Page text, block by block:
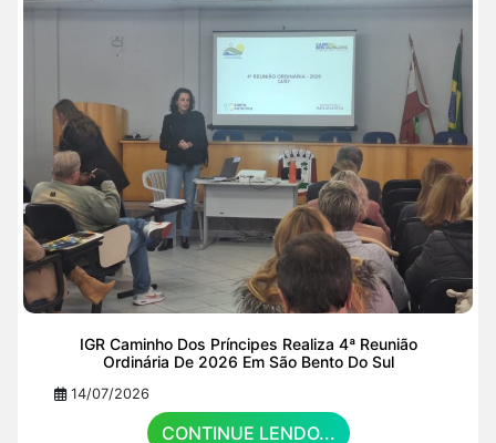
IGR Caminho Dos Príncipes Realiza 4ª Reunião
Ordinária De 2026 Em São Bento Do Sul
14/07/2026
CONTINUE LENDO...